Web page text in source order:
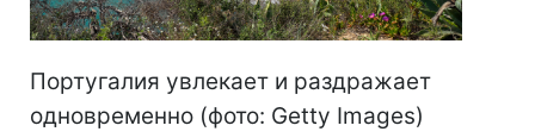
Португалия увлекает и раздражает
одновременно (фото: Getty Images)